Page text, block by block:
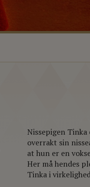
Nissepigen Tinka
overrakt sin
at hun er en
Her må hendes
Tinka i